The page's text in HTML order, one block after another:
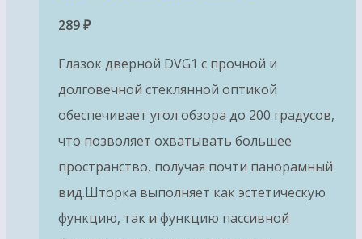
289₽
Глазок дверной DVG1 с прочной и
долговечной стеклянной оптикой
обеспечивает угол обзора до 200 градусов,
что позволяет охватывать большее
пространство, получая почти панорамный
вид.Шторка выполняет как эстетическую
функцию, так и функцию пассивной